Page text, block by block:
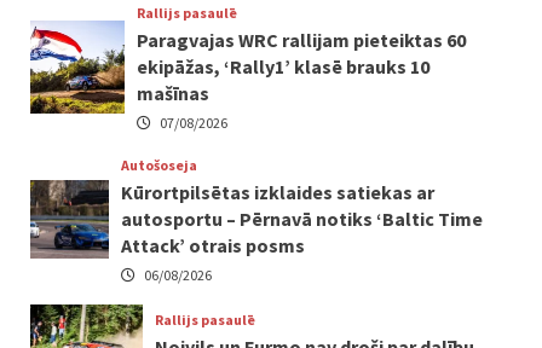
Rallijs pasaulē
Paragvajas WRC rallijam pieteiktas 60
ekipāžas, ‘Rally1’ klasē brauks 10
mašīnas
07/08/2026
Autošoseja
Kūrortpilsētas izklaides satiekas ar
autosportu – Pērnavā notiks ‘Baltic Time
Attack’ otrais posms
06/08/2026
Rallijs pasaulē